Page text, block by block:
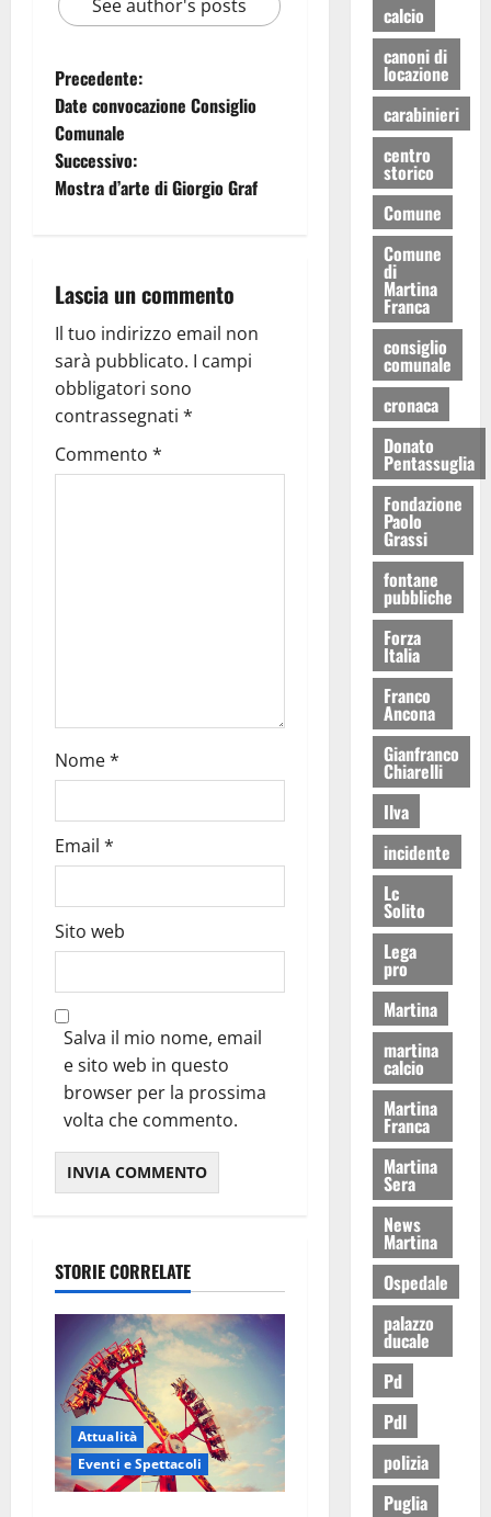
See author's posts
Precedente:
Date convocazione Consiglio
Comunale
Successivo:
Mostra d’arte di Giorgio Graf
Lascia un commento
Il tuo indirizzo email non
sarà pubblicato. I campi
obbligatori sono
contrassegnati *
Commento *
Nome*
Email *
Sito web
Salva il mio nome, email
e sito web in questo
browser per la prossima
volta che commento.
STORIE CORRELATE
Attualità
Eventi e Spettacoli
calcio
canoni di
locazione
carabinieri
centro
storico
Comune
Comune
di
Martina
Franca
consiglio
comunale
cronaca
Donato
Pentassuglia
Fondazione
Paolo
Grassi
fontane
pubbliche
Forza
Italia
Franco
Ancona
Gianfranco
Chiarelli
Ilva
incidente
Lc
Solito
Lega
pro
Martina
martina
calcio
Martina
Franca
Martina
Sera
News
Martina
Ospedale
palazzo
ducale
Pd
Pdl
polizia
Puglia